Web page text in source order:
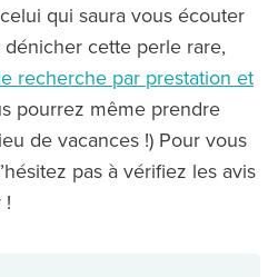
qui saura vous écouter
cette perle rare,
recherche par prestation et
pourrez même prendre
de vacances !) Pour vous
pas à vérifiez les avis
!